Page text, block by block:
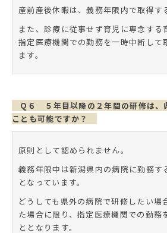
産前産後休暇は、義務年限内で取得す
また、診療に従事せず育児に専念する
指定医療機関での勤務を一時中断して
ます。
Q６ ５年目以降の２年間の研修は、
ことも可能ですか？
原則として認められません。
義務年限中は新潟県内の病院に勤務す
となっています。
どうしても県外の病院で研修したい場
た場合に限り、指定医療機関での勤務
ととなります。